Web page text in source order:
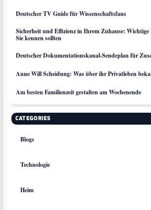
Deutscher TV Guide für Wissenschaftsfans
Sicherheit und Effizienz in Ihrem Zuhause: Wichtige
Sie kennen sollten
Deutscher Dokumentationskanal-Sendeplan für
Anne Will Scheidung: Was über ihr Privatleben
Am besten Familienzeit gestalten am Wochenende
CATEGORIES
Blogs
Technologie
Heim